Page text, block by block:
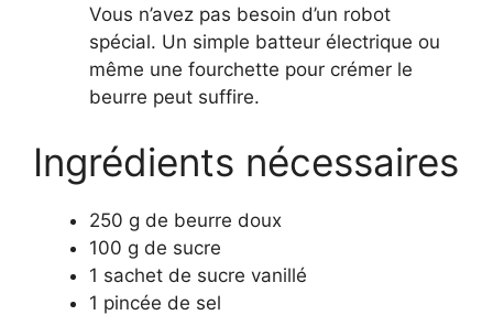
Vous n’avez pas besoin d’un robot
spécial. Un simple batteur électrique ou
même une fourchette pour crémer le
beurre peut suffire.
Ingrédients nécessaires
250 g de beurre doux
100 g de sucre
1 sachet de sucre vanillé
1 pincée de sel